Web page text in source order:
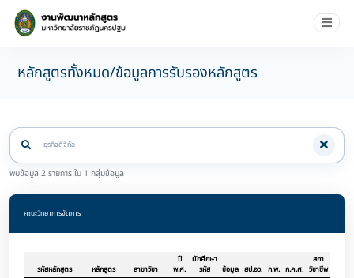
หลักสูตรทั้งหมด/ข้อมูลการรับรองหลักสูตร
พบข้อมูล 2 รายการ ใน 1 กลุ่มข้อมูล
คณะวิทยาการจัดการ
รหัสหลักสูตร หลักสูตร สาขาวิชา
ปี
พ.ศ.
นักศึกษา
รหัส
ข้อมูล สป.อว. ก.พ. ก.ค.ศ.
สภา
วิชาชีพ